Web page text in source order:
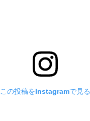
この投稿をInstagramで見る